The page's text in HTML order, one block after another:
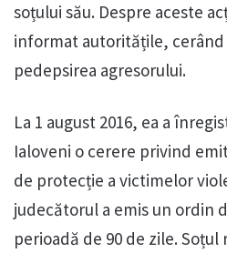
soțului său. Despre aceste
informat autoritățile,
pedepsirea agresorului.
La 1 august 2016, ea a
Ialoveni o cerere privind
de protecție a victimelor
judecătorul a emis un ordin
perioadă de 90 de zile.